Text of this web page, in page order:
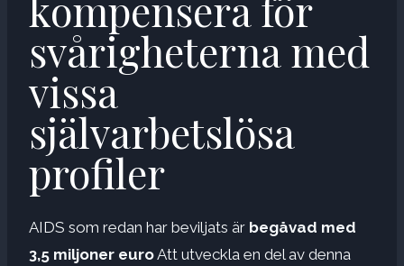
svårigheterna med
vissa
självarbetslösa
profiler
AIDS som redan har beviljats ​​är begåvad med
3,5 miljoner euroAtt utveckla en del av denna